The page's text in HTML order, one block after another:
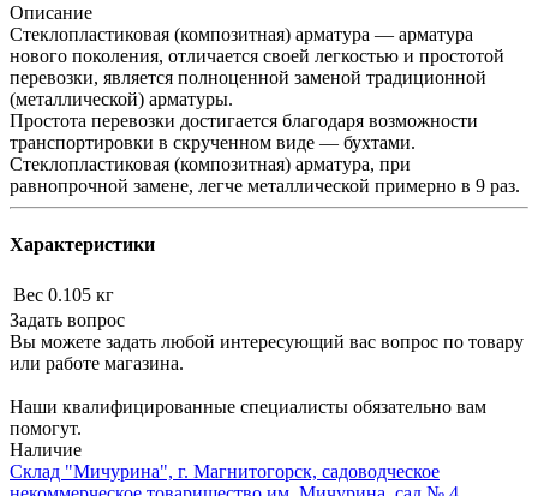
Описание
Стеклопластиковая (композитная) арматура — арматура
нового поколения, отличается своей легкостью и простотой
перевозки, является полноценной заменой традиционной
(металлической) арматуры.
Простота перевозки достигается благодаря возможности
транспортировки в скрученном виде — бухтами.
Стеклопластиковая (композитная) арматура, при
равнопрочной замене, легче металлической примерно в 9 раз.
Характеристики
Вес 0.105 кг
Задать вопрос
Вы можете задать любой интересующий вас вопрос по товару
или работе магазина.
Наши квалифицированные специалисты обязательно вам
помогут.
Наличие
Склад "Мичурина", г. Магнитогорск, садоводческое